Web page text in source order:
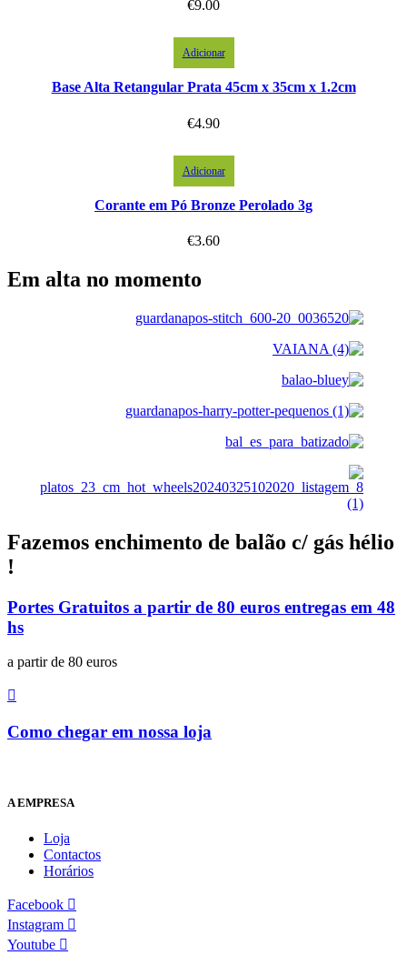
€9.00
Adicionar
Base Alta Retangular Prata 45cm x 35cm x 1.2cm
€4.90
Adicionar
Corante em Pó Bronze Perolado 3g
€3.60
Em alta no momento
Fazemos enchimento de balão c/ gás hélio
!
Portes Gratuitos a partir de 80 euros entregas em 48
hs
a partir de 80 euros
Como chegar em nossa loja
A EMPRESA
Loja
Contactos
Horários
Facebook
Instagram
Youtube